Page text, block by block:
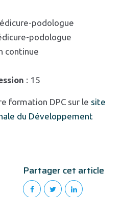
podologue
podologue
continue
: 15
formation DPC sur le site
du Développement
Partager cet article